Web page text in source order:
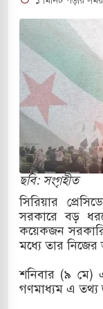
দক্ষিণ কোরিয়ার
থাকুক বা না থাকুক,
জুমার বয়ান ও
ছাড়লেন জনপ্রিয়
অ্যারেস্ট আবেদন,
জাদুঘর নতুন
ছবি: সংগৃহীত
সিরিয়ার
সরকারে বড়
কয়েকজন সরকারি
মধ্যে তার নিজের
শনিবার (৯ মে)
গণমাধ্যম এ তথ্য